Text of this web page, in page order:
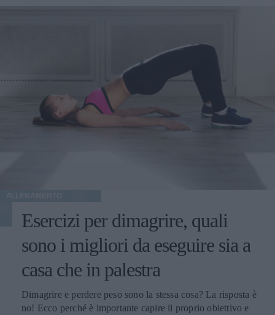
Esercizi per dimagrire, quali
sono i migliori da eseguire sia a
casa che in palestra
Dimagrire e perdere peso sono la stessa cosa? La risposta è
no! Ecco perché è importante capire il proprio obiettivo e